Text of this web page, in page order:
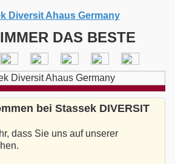
DAS BESTE
bei Stassek DIVERSIT
dass Sie uns auf unserer